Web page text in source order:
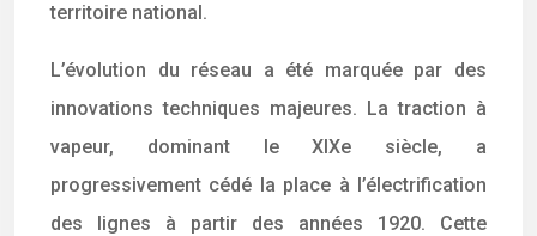
territoire national.
L’évolution du réseau a été marquée par des
innovations techniques majeures. La traction à
vapeur, dominant le XIXe siècle, a
progressivement cédé la place à l’électrification
des lignes à partir des années 1920. Cette